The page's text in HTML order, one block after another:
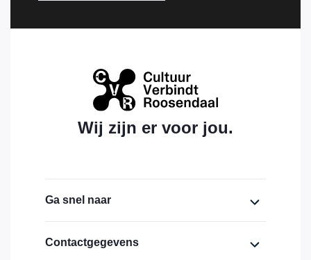
Wij zijn er voor jou.
Ga snel naar
Contactgegevens